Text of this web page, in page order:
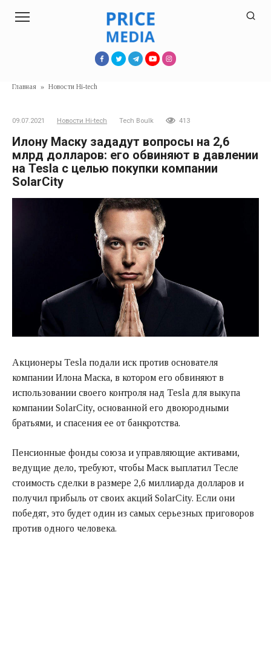
Главная » Новости Hi-tech
09.07.2021 Новости Hi-tech Tech Boulk 413
Илону Маску зададут вопросы на 2,6
млрд долларов: его обвиняют в давлении
на Tesla с целью покупки компании
SolarCity
Акционеры Tesla подали иск против основателя
компании Илона Маска, в котором его обвиняют в
использовании своего контроля над Tesla для выкупа
компании SolarCity, основанной его двоюродными
братьями, и спасения ее от банкротства.
Пенсионные фонды союза и управляющие активами,
ведущие дело, требуют, чтобы Маск выплатил Тесле
стоимость сделки в размере 2,6 миллиарда долларов и
получил прибыль от своих акций SolarCity. Если они
победят, это будет один из самых серьезных приговоров
против одного человека.